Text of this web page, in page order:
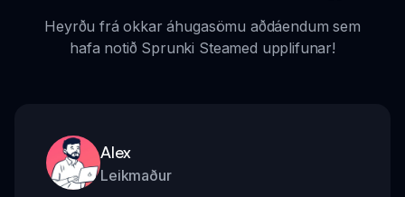
Heyrðu frá okkar áhugasömu aðdáendum sem
hafa notið Sprunki Steamed upplifunar!
Alex
Leikmaður